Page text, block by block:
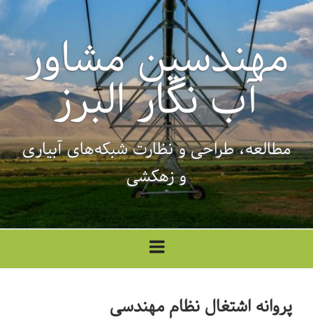
رفتن
به
محتوامهندسین مشاور
آب نگار البرز
مطالعه، طراحی‌ و نظارت شبکه‌های آبیاری
و زهکشی
پروانه اشتغال نظام مهندسی